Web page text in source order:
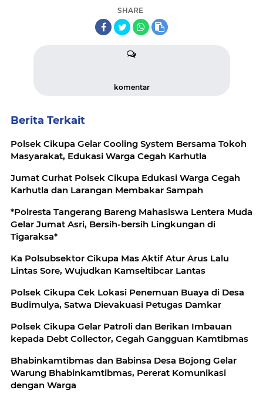
SHARE
komentar
Berita Terkait
Polsek Cikupa Gelar Cooling System Bersama Tokoh
Masyarakat, Edukasi Warga Cegah Karhutla
Jumat Curhat Polsek Cikupa Edukasi Warga Cegah
Karhutla dan Larangan Membakar Sampah
*Polresta Tangerang Bareng Mahasiswa Lentera Muda
Gelar Jumat Asri, Bersih-bersih Lingkungan di
Tigaraksa*
Ka Polsubsektor Cikupa Mas Aktif Atur Arus Lalu
Lintas Sore, Wujudkan Kamseltibcar Lantas
Polsek Cikupa Cek Lokasi Penemuan Buaya di Desa
Budimulya, Satwa Dievakuasi Petugas Damkar
Polsek Cikupa Gelar Patroli dan Berikan Imbauan
kepada Debt Collector, Cegah Gangguan Kamtibmas
Bhabinkamtibmas dan Babinsa Desa Bojong Gelar
Warung Bhabinkamtibmas, Pererat Komunikasi
dengan Warga